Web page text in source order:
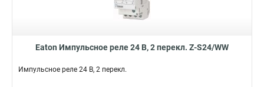
Eaton Импульсное реле 24 В, 2 перекл. Z-S24/WW
Импульсное реле 24 В, 2 перекл.